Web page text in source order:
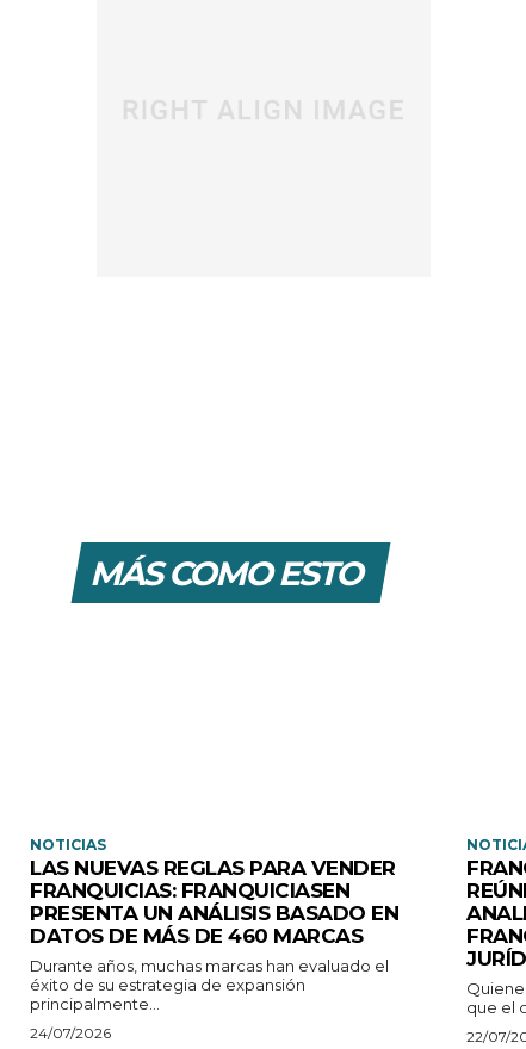
MÁS COMO ESTO
NOTICIAS
LAS NUEVAS REGLAS PARA VENDER
FRANQUICIAS: FRANQUICIASEN
PRESENTA UN ANÁLISIS BASADO EN
DATOS DE MÁS DE 460 MARCAS
Durante años, muchas marcas han evaluado el
éxito de su estrategia de expansión
principalmente...
24/07/2026
que el
22/07/